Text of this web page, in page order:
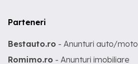
Parteneri
Bestauto.ro - Anunturi auto/moto
Romimo.ro - Anunturi imobiliare